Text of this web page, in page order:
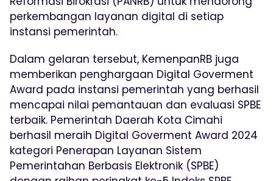
perkembangan layanan digital di setiap
instansi pemerintah.
Dalam gelaran tersebut, KemenpanRB juga
memberikan penghargaan Digital Goverment
Award pada instansi pemerintah yang berhasil
mencapai nilai pemantauan dan evaluasi SPBE
terbaik. Pemerintah Daerah Kota Cimahi
berhasil meraih Digital Goverment Award 2024
kategori Penerapan Layanan Sistem
Pemerintahan Berbasis Elektronik (SPBE)